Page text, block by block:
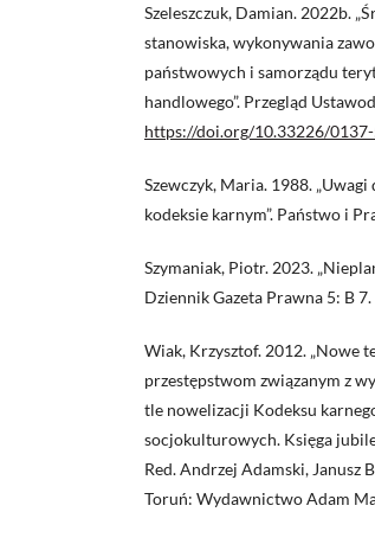
Szeleszczuk, Damian. 2022b.
stanowiska, wykonywania
państwowych i samorządu
handlowego”. Przegląd
https://doi.org/10.33226/
Szewczyk, Maria. 1988.
kodeksie karnym”. Państwo i
Szymaniak, Piotr. 2023.
Dziennik Gazeta Prawna 5: B 7.
Wiak, Krzysztof. 2012. „Nowe
przestępstwom związanym z
tle nowelizacji Kodeksu
socjokulturowych. Księga
Red. Andrzej Adamski, Janusz
Toruń: Wydawnictwo Adam